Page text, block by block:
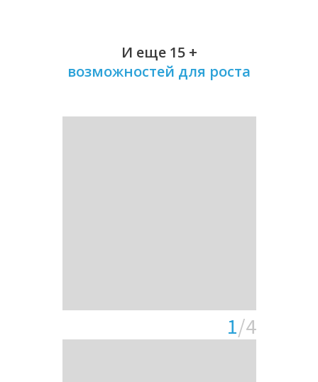
И еще 15 +
возможностей для роста
1/4